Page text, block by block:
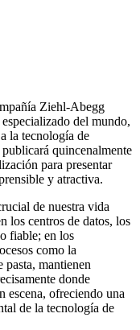
Ziehl-Abegg
del mundo,
la tecnología de
quincenalmente
para presentar
y atractiva.
de nuestra vida
los centros de datos, los
fiable; en los
como la
mantienen
donde
escena, ofreciendo una
de la tecnología de